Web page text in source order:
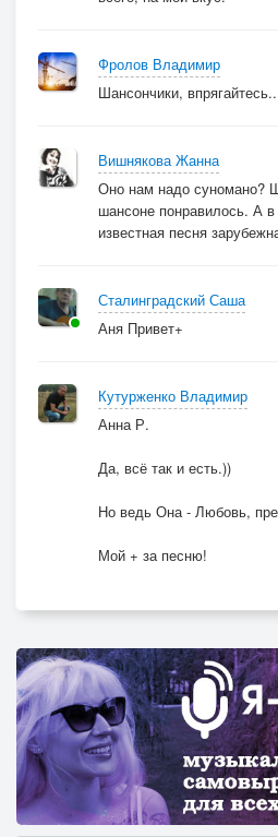
Фролов Владимир
Шансончики,
Вишнякова Жанна
Оно нам надо суномано?
шансоне понравилось. А
известная песня
Сталинградский Саша
Аня Привет+
Кутурженко Владимир
Анна Р.
Да, всё так и есть.))
Но ведь Она - Любовь,
Мой + за песню!